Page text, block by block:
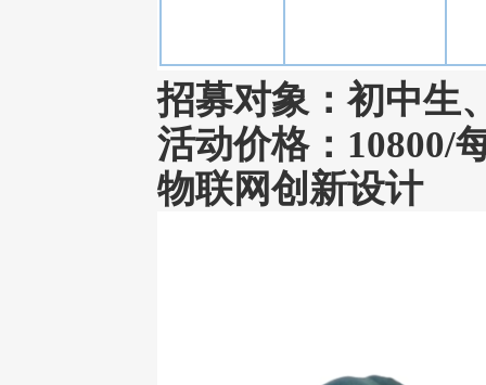
招募对象：初中生
活动价格：10800/
物联网创新设计